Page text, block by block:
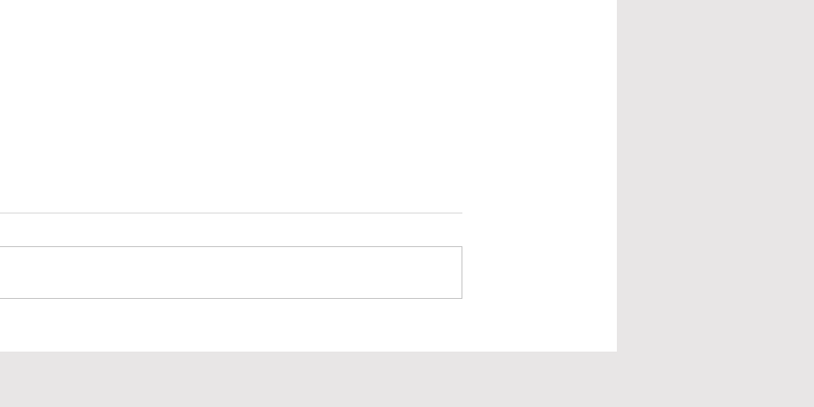
2026: Turbo für den
Am 2.3.2026 hat das
veröffentlicht. Mit dem Entwurf